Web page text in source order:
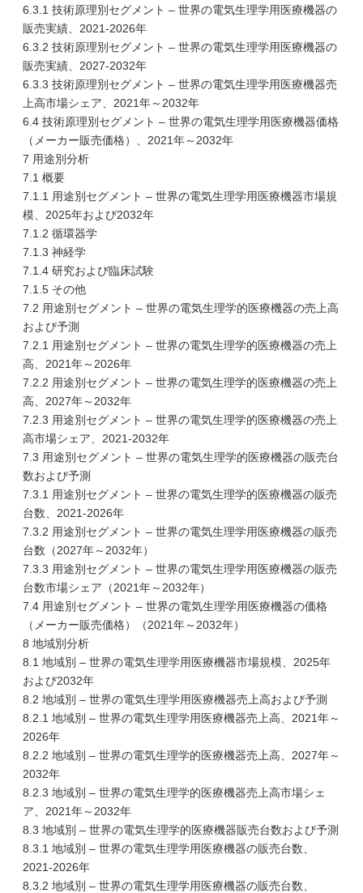
6.3.1 技術原理別セグメント – 世界の電気生理学用医療機器の
販売実績、2021-2026年
6.3.2 技術原理別セグメント – 世界の電気生理学用医療機器の
販売実績、2027-2032年
6.3.3 技術原理別セグメント – 世界の電気生理学用医療機器売
上高市場シェア、2021年～2032年
6.4 技術原理別セグメント – 世界の電気生理学用医療機器価格
（メーカー販売価格）、2021年～2032年
7 用途別分析
7.1 概要
7.1.1 用途別セグメント – 世界の電気生理学用医療機器市場規
模、2025年および2032年
7.1.2 循環器学
7.1.3 神経学
7.1.4 研究および臨床試験
7.1.5 その他
7.2 用途別セグメント – 世界の電気生理学的医療機器の売上高
および予測
7.2.1 用途別セグメント – 世界の電気生理学的医療機器の売上
高、2021年～2026年
7.2.2 用途別セグメント – 世界の電気生理学的医療機器の売上
高、2027年～2032年
7.2.3 用途別セグメント – 世界の電気生理学的医療機器の売上
高市場シェア、2021-2032年
7.3 用途別セグメント – 世界の電気生理学的医療機器の販売台
数および予測
7.3.1 用途別セグメント – 世界の電気生理学的医療機器の販売
台数、2021-2026年
7.3.2 用途別セグメント – 世界の電気生理学用医療機器の販売
台数（2027年～2032年）
7.3.3 用途別セグメント – 世界の電気生理学用医療機器の販売
台数市場シェア（2021年～2032年）
7.4 用途別セグメント – 世界の電気生理学用医療機器の価格
（メーカー販売価格）（2021年～2032年）
8 地域別分析
8.1 地域別 – 世界の電気生理学用医療機器市場規模、2025年
および2032年
8.2 地域別 – 世界の電気生理学用医療機器売上高および予測
8.2.1 地域別 – 世界の電気生理学用医療機器売上高、2021年～
2026年
8.2.2 地域別 – 世界の電気生理学的医療機器売上高、2027年～
2032年
8.2.3 地域別 – 世界の電気生理学的医療機器売上高市場シェ
ア、2021年～2032年
8.3 地域別 – 世界の電気生理学的医療機器販売台数および予測
8.3.1 地域別 – 世界の電気生理学用医療機器の販売台数、
2021-2026年
8.3.2 地域別 – 世界の電気生理学用医療機器の販売台数、